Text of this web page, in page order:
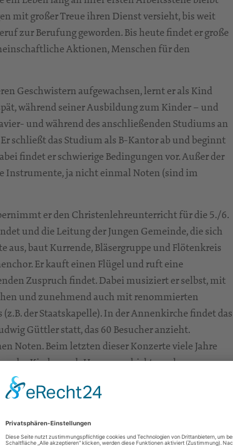
mit großer Treue ihren Dienst versieht, bis weit
zur Berufung geworden. Bis heute findet er große
Aktionen, Menschen für den
Geschwistern aufgewachsen, lernt er als Kind
während seiner Ausbildung zum Kinder – und
und während des anschließenden Studiums an
schließt das Studium als B-Kantor ab und beginnt
findet er schwierige Bedingungen vor. Außer der
Instrumente, ja nicht einmal Noten (sind im
er den Christenlehreunterricht für die 5./6.
und die Leitung der Jungen Gemeinde, die sich
baut Kurrende, Bläsergruppe und Flötenkreis
Er kauft einen Flügel und ruft eine
Zuspruch findet. Dabei musiziert er selbst, mit
und zunehmend auch mit renommierten
der Staatskapelle). In der Annenkirche findet das
Güttler statt, das 60 Besucher anzieht.
Noten. Beim letzten dieser Konzerte viele Jahre
der Kirche nach Hause geschickt werden.
des Harfenquintetts von E.T.A.
(Klarinette) und Ivan Rebroff.
und Kasualien (=kirchliche
Weihnachten, Taufen, Trauungen, Bestattungen …